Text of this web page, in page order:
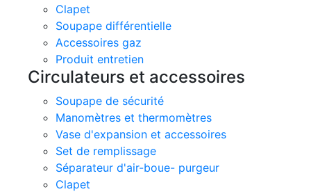
Clapet
Soupape différentielle
Accessoires gaz
Produit entretien
Circulateurs et accessoires
Soupape de sécurité
Manomètres et thermomètres
Vase d'expansion et accessoires
Set de remplissage
Séparateur d'air-boue- purgeur
Clapet